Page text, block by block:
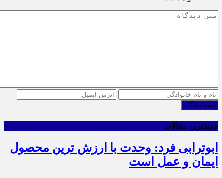
ثبت دیدگاه
جدیدترین مقالات
ابوترابی فرد: وحدت با ارزش ترین محصول
ایمان و عمل است